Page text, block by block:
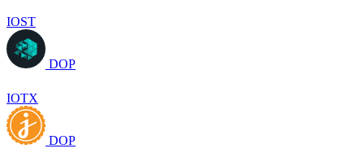
IOST
DOP
IOTX
DOP